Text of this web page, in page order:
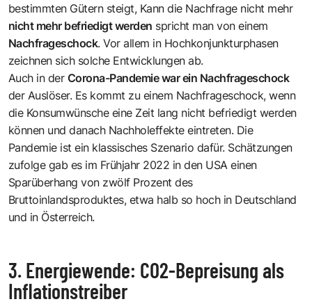
bestimmten Gütern steigt, Kann die Nachfrage nicht mehr
nicht mehr befriedigt werden spricht man von einem
Nachfrageschock. Vor allem in Hochkonjunkturphasen
zeichnen sich solche Entwicklungen ab.
Auch in der Corona-Pandemie war ein Nachfrageschock
der Auslöser. Es kommt zu einem Nachfrageschock, wenn
die Konsumwünsche eine Zeit lang nicht befriedigt werden
können und danach Nachholeffekte eintreten. Die
Pandemie ist ein klassisches Szenario dafür. Schätzungen
zufolge gab es im Frühjahr 2022 in den USA einen
Sparüberhang von zwölf Prozent des
Bruttoinlandsproduktes, etwa halb so hoch in Deutschland
und in Österreich.
3. Energiewende: CO2-Bepreisung als
Inflationstreiber